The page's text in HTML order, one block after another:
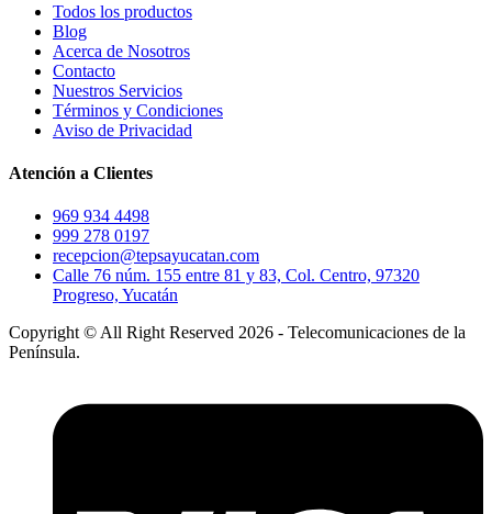
Todos los productos
Blog
Acerca de Nosotros
Contacto
Nuestros Servicios
Términos y Condiciones
Aviso de Privacidad
Atención a Clientes
969 934 4498
999 278 0197
recepcion@tepsayucatan.com
Calle 76 núm. 155 entre 81 y 83, Col. Centro, 97320
Progreso, Yucatán
Copyright © All Right Reserved 2026 - Telecomunicaciones de la
Península.